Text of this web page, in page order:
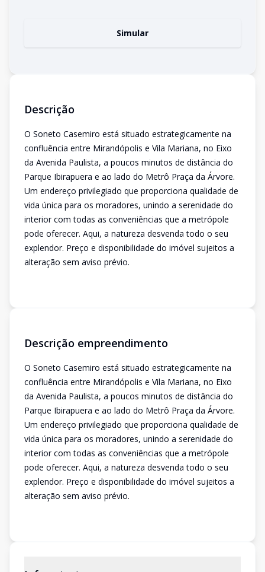
Simular
Descrição
O Soneto Casemiro está situado estrategicamente na
confluência entre Mirandópolis e Vila Mariana, no Eixo
da Avenida Paulista, a poucos minutos de distância do
Parque Ibirapuera e ao lado do Metrô Praça da Árvore.
Um endereço privilegiado que proporciona qualidade de
vida única para os moradores, unindo a serenidade do
interior com todas as conveniências que a metrópole
pode oferecer. Aqui, a natureza desvenda todo o seu
explendor. Preço e disponibilidade do imóvel sujeitos a
alteração sem aviso prévio.
Descrição empreendimento
O Soneto Casemiro está situado estrategicamente na
confluência entre Mirandópolis e Vila Mariana, no Eixo
da Avenida Paulista, a poucos minutos de distância do
Parque Ibirapuera e ao lado do Metrô Praça da Árvore.
Um endereço privilegiado que proporciona qualidade de
vida única para os moradores, unindo a serenidade do
interior com todas as conveniências que a metrópole
pode oferecer. Aqui, a natureza desvenda todo o seu
explendor. Preço e disponibilidade do imóvel sujeitos a
alteração sem aviso prévio.